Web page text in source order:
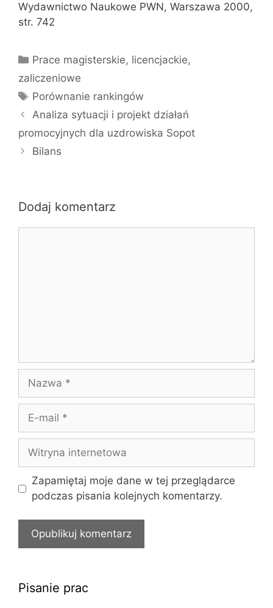
Wydawnictwo Naukowe PWN, Warszawa 2000,
str. 742
Kategorie
Prace magisterskie, licencjackie,
zaliczeniowe
Tagi
Porównanie rankingów
Analiza sytuacji i projekt działań
promocyjnych dla uzdrowiska Sopot
Bilans
Dodaj komentarz
Nazwa
Witryna
internetowa
Zapamiętaj moje dane w tej przeglądarce
podczas pisania kolejnych komentarzy.
Pisanie prac